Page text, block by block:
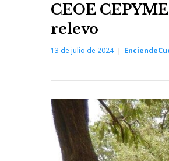
CEOE
relevo
13 de julio de 2024